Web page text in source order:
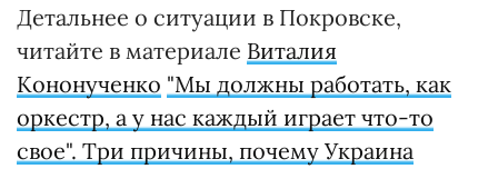
Детальнее о ситуации в Покровске,
читайте в материале Виталия
Кононученко "Мы должны работать, как
оркестр, а у нас каждый играет что-то
свое". Три причины, почему Украина